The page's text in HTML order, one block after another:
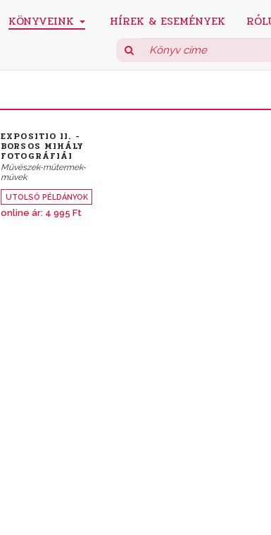
KÖNYVEINK HÍREK & ESEMÉNYEK
EXPOSITIO II. -
BORSOS MIHÁLY
FOTOGRÁFIÁI
Művészek-műtermek-
művek
UTOLSÓ PÉLDÁNYOK
online ár: 4 995 Ft